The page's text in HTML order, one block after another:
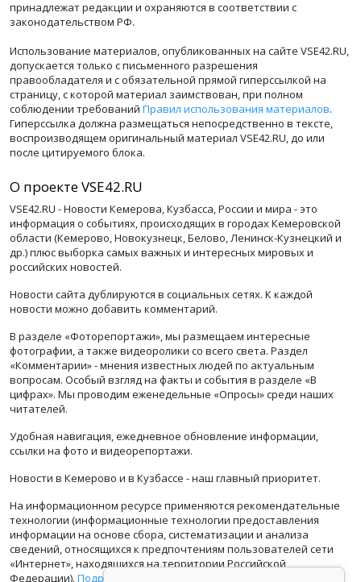
принадлежат редакции и охраняются в соответствии с
законодательством РФ.
Использование материалов, опубликованных на сайте VSE42.RU,
допускается только с письменного разрешения
правообладателя и с обязательной прямой гиперссылкой на
страницу, с которой материал заимствован, при полном
соблюдении требований Правил использования материалов.
Гиперссылка должна размещаться непосредственно в тексте,
воспроизводящем оригинальный материал VSE42.RU, до или
после цитируемого блока.
О проекте VSE42.RU
VSE42.RU - Новости Кемерова, Кузбасса, России и мира - это
информация о событиях, происходящих в городах Кемеровской
области (Кемерово, Новокузнецк, Белово, Ленинск-Кузнецкий и
др.) плюс выборка самых важных и интересных мировых и
российских новостей.
Новости сайта дублируются в социальных сетях. К каждой
новости можно добавить комментарий.
В разделе «Фоторепортажи», мы размещаем интересные
фотографии, а также видеоролики со всего света. Раздел
«Комментарии» - мнения известных людей по актуальным
вопросам. Особый взгляд на факты и события в разделе «В
цифрах». Мы проводим еженедельные «Опросы» среди наших
читателей.
Удобная навигация, ежедневное обновление информации,
ссылки на фото и видеорепортажи.
Новости в Кемерово и в Кузбассе - наш главный приоритет.
На информационном ресурсе применяются рекомендательные
технологии (информационные технологии предоставления
информации на основе сбора, систематизации и анализа
сведений, относящихся к предпочтениям пользователей сети
«Интернет», находящихся на территории Российской
Федерации). Подробная информация